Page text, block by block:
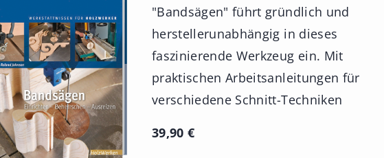
"Bandsägen" führt gründlich und
herstellerunabhängig in dieses
faszinierende Werkzeug ein. Mit
praktischen Arbeitsanleitungen für
verschiedene Schnitt-Techniken
39,90 €